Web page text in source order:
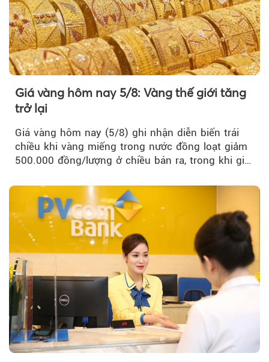
Giá vàng hôm nay 5/8: Vàng thế giới tăng
trở lại
Giá vàng hôm nay (5/8) ghi nhận diễn biến trái
chiều khi vàng miếng trong nước đồng loạt giảm
500.000 đồng/lượng ở chiều bán ra, trong khi giá
thương hiệu.